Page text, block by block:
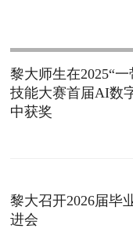
黎大师生在2025“
技能大赛首届AI数
中获奖
黎大召开2026届毕
进会